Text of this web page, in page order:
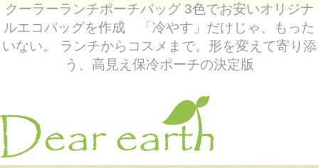
クーラーランチポーチバッグ 3色でお安いオリジナ
ルエコバッグを作成 「冷やす」だけじゃ、もった
いない。 ランチからコスメまで。形を変えて寄り添
う、高見え保冷ポーチの決定版